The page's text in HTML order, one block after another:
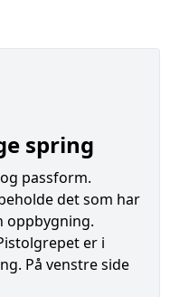
spring
passform.
det som har
oppbygning.
er i
På venstre side